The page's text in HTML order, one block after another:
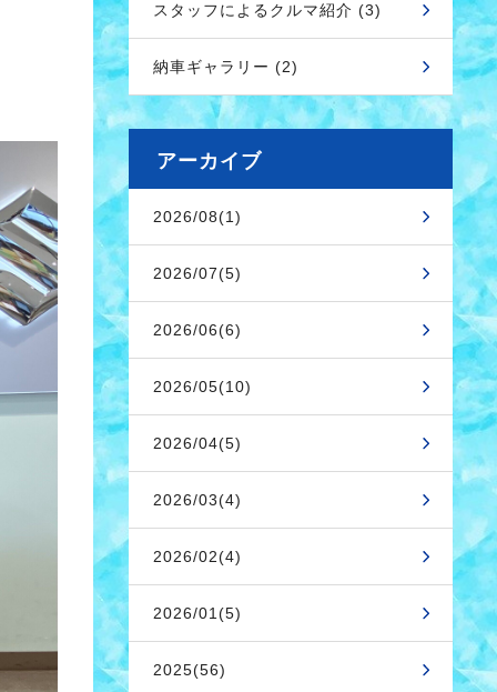
スタッフによるクルマ紹介 (3)
納車ギャラリー (2)
アーカイブ
2026/08(1)
2026/07(5)
2026/06(6)
2026/05(10)
2026/04(5)
2026/03(4)
2026/02(4)
2026/01(5)
2025(56)